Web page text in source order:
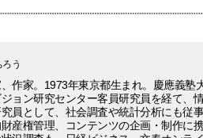
う
作家。1973年東京都生まれ。慶應義塾
ョン研究センター客員研究員を経て、
員として、社会調査や統計分析にも従
産権管理、コンテンツの企画・制作に